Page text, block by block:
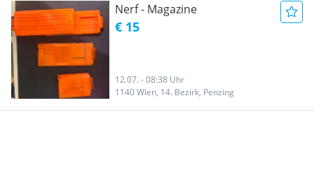
Nerf - Magazine
€ 15
12.07. - 08:38 Uhr
1140 Wien, 14. Bezirk, Penzing